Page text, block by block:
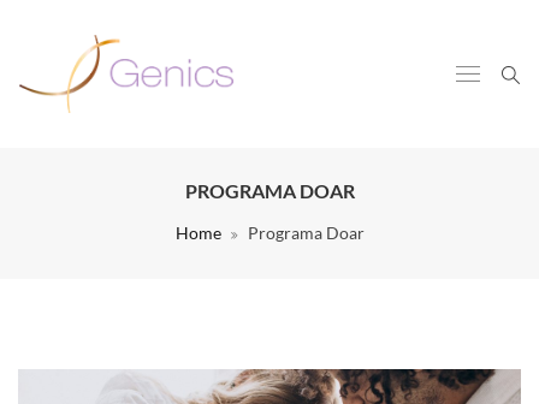
PROGRAMA DOAR
Home Programa Doar